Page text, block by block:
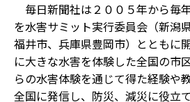
毎日新聞社は２００５年から毎
を水害サミット実行委員会（新潟
福井市、兵庫県豊岡市）とともに
に大きな水害を体験した全国の市
らの水害体験を通じて得た経験や
全国に発信し、防災、減災に役立